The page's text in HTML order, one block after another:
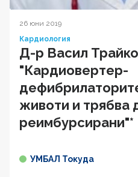
26 юни 2019
Кардиология
Д-р Васил
"Кардиовертер-
животи и трябва
реимбурсирани"*
УМБАЛ Токуда